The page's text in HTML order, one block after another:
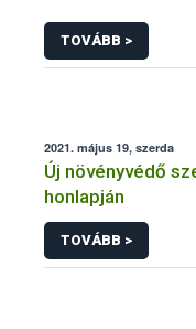
TOVÁBB >
2021. május 19, szerda
Új növényvédő
honlapján
TOVÁBB >